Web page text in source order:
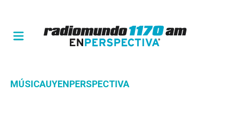
MÚSICAUYENPERSPECTIVA